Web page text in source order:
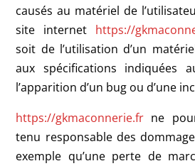
causés au matériel de
site internet https://
soit de l’utilisation d’un
aux spécifications indiquées
l’apparition d’un bug ou d’une
https://gkmaconnerie.fr ne
tenu responsable des
exemple qu’une perte de